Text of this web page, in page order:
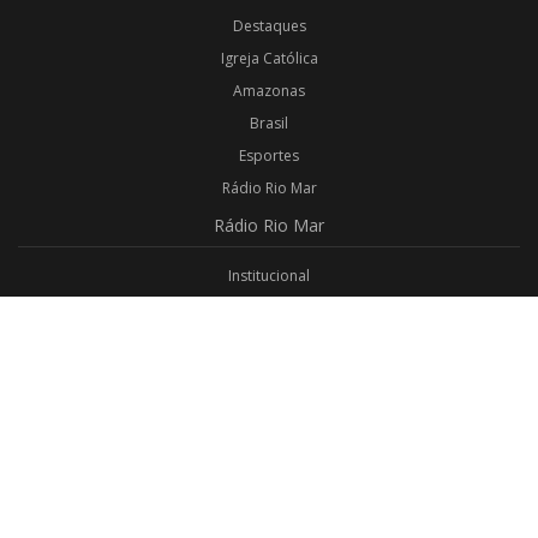
Destaques
Igreja Católica
Amazonas
Brasil
Esportes
Rádio Rio Mar
Rádio Rio Mar
Institucional